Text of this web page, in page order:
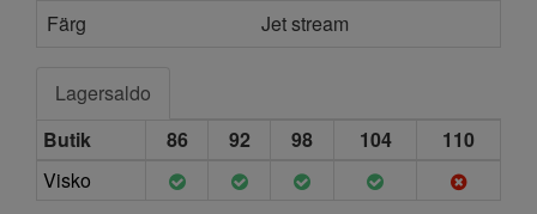
Färg
Jet stream
Lagersaldo
Butik
86 92 98 104
110
Visko